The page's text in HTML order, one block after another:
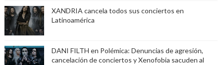
XANDRIA cancela todos sus conciertos en
Latinoamérica
DANI FILTH en Polémica: Denuncias de agresión,
cancelación de conciertos y Xenofobia sacuden al